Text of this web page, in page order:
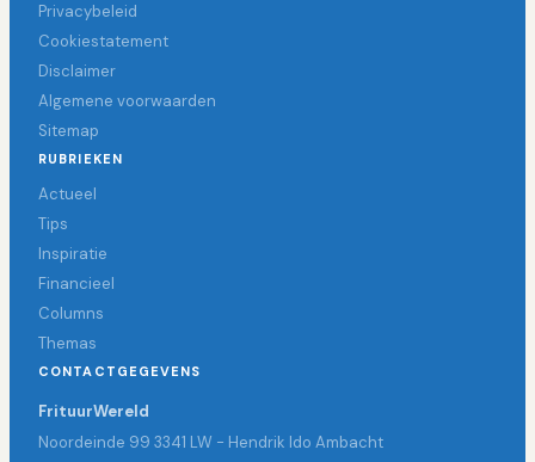
Privacybeleid
Cookiestatement
Disclaimer
Algemene voorwaarden
Sitemap
RUBRIEKEN
Actueel
Tips
Inspiratie
Financieel
Columns
Themas
CONTACTGEGEVENS
FrituurWereld
Noordeinde 99 3341 LW - Hendrik Ido Ambacht